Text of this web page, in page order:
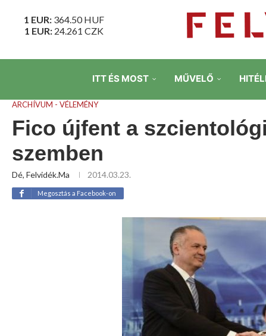
1 EUR: 364.50HUF
1 EUR: 24.261 CZK
ITT ÉS MOST MŰVELŐ
ARCHÍVUM - VÉLEMÉNY
Fico újfent a
szemben
Dé, Felvidék.ma 2014.03.23.
Megosztás a Facebook-on